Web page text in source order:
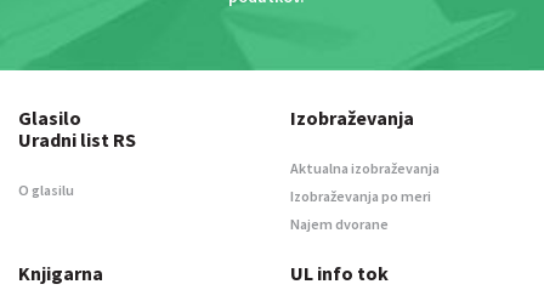
Glasilo
Uradni list RS
O glasilu
Izobraževanja
Aktualna izobraževanja
Izobraževanja po meri
Najem dvorane
Knjigarna UL info tok